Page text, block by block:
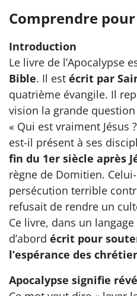
Comprendre
Introduction
Le livre de l’Apocalypse
Bible. Il est écrit par
quatrième évangile. Il
vision la grande
« Qui est vraiment Jésus
est-il présent à ses
fin du 1er siècle après
règne de Domitien.
persécution terrible
refusait de rendre un
Ce livre, dans un
d’abord écrit pour
l’espérance des
Apocalypse signifie